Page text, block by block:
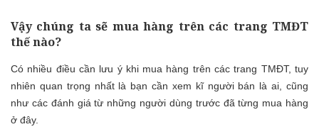
Vậy chúng ta sẽ mua hàng trên các trang TMĐT
thế nào?
Có nhiều điều cần lưu ý khi mua hàng trên các trang TMĐT, tuy
nhiên quan trọng nhất là bạn cần xem kĩ người bán là ai, cũng
như các đánh giá từ những người dùng trước đã từng mua hàng
ở đây.